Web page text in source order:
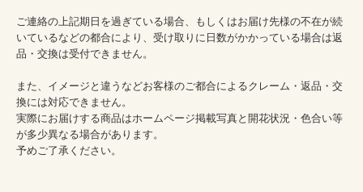
ご連絡の上記期日を過ぎている場合、もしくはお届け先様の不在が続
いているなどの都合により、受け取りに日数がかかっている場合は返
品・交換は受付できません。
また、イメージと違うなどお客様のご都合によるクレーム・返品・交
換には対応できません。
実際にお届けする商品はホームページ掲載写真と開花状況・色合い等
が多少異なる場合があります。
予めご了承ください。